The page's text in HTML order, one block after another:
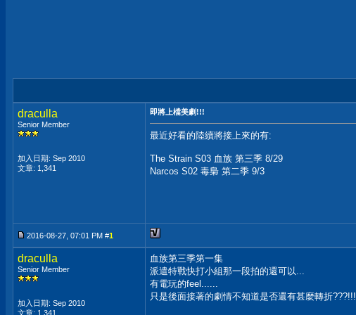
draculla
Senior Member
加入日期: Sep 2010
文章: 1,341
即將上檔美劇!!!
最近好看的陸續將接上來的有:
The Strain S03 血族 第三季 8/29
Narcos S02 毒梟 第二季 9/3
2016-08-27, 07:01 PM #1
draculla
Senior Member
加入日期: Sep 2010
文章: 1,341
血族第三季第一集
派遣特戰快打小組那一段拍的還可以...
有電玩的feel......
只是後面接著的劇情不知道是否還有甚麼轉折???!!!